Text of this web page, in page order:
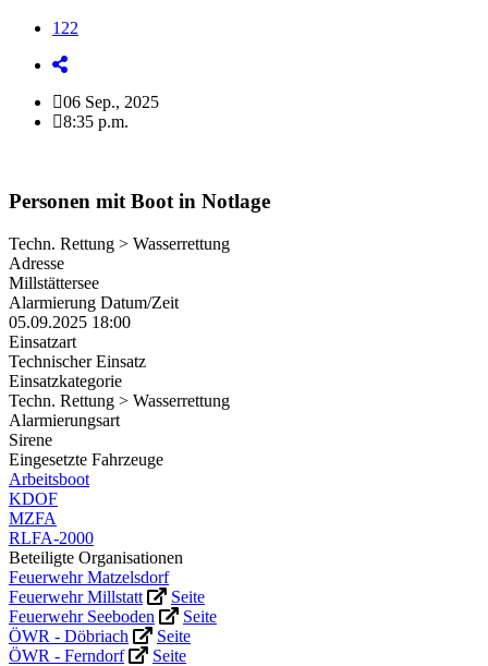
122
06 Sep., 2025
8:35 p.m.
Personen mit Boot in Notlage
Techn. Rettung > Wasserrettung
Adresse
Millstättersee
Alarmierung Datum/Zeit
05.09.2025 18:00
Einsatzart
Technischer Einsatz
Einsatzkategorie
Techn. Rettung > Wasserrettung
Alarmierungsart
Sirene
Eingesetzte Fahrzeuge
Arbeitsboot
KDOF
MZFA
RLFA-2000
Beteiligte Organisationen
Feuerwehr Matzelsdorf
Feuerwehr Millstatt
Seite
Feuerwehr Seeboden
Seite
ÖWR - Döbriach
Seite
ÖWR - Ferndorf
Seite